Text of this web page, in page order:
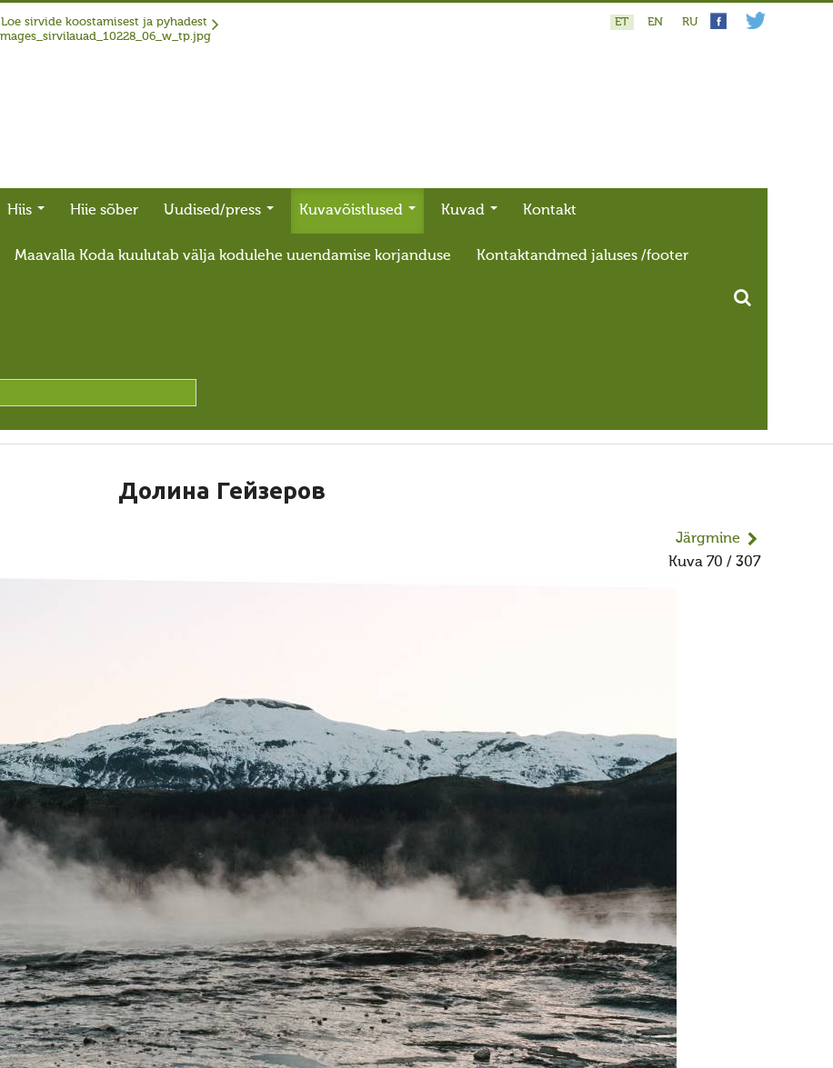
Loe sirvide koostamisest ja pyhadest ET EN RU
Hiis Hiie sõber Uudised/press Kuvavõistlused Kuvad Kontakt
Maavalla Koda kuulutab välja kodulehe uuendamise korjanduse Kontaktandmed jaluses /footer
Долина Гейзеров
Järgmine
Kuva 70 / 307